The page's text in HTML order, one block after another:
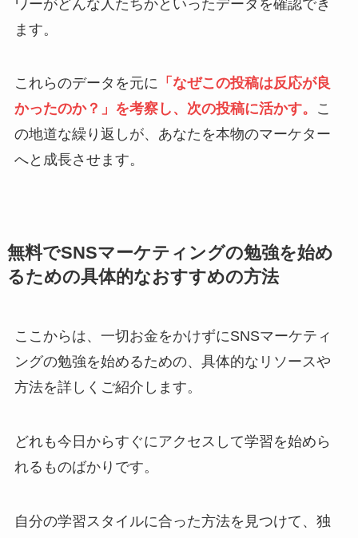
ワーがどんな人たちかといったデータを確認でき
ます。
これらのデータを元に 「なぜこの投稿は反応が良
かったのか？」を考察し、次の投稿に活かす。
こ
の地道な繰り返しが、あなたを本物のマーケター
へと成長させます。
無料でSNSマーケティングの勉強を始め
るための具体的なおすすめの方法
ここからは、一切お金をかけずにSNSマーケティ
ングの勉強を始めるための、具体的なリソースや
方法を詳しくご紹介します。
どれも今日からすぐにアクセスして学習を始めら
れるものばかりです。
自分の学習スタイルに合った方法を見つけて、独